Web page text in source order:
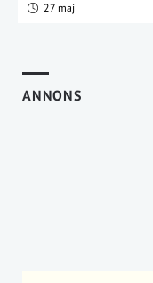
27 maj
ANNONS